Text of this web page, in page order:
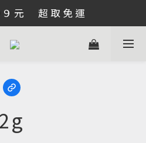
元      超 取 免 運